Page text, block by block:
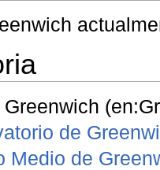
Greenwich
de
Medio de